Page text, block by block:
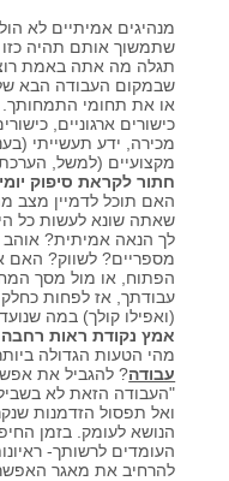
מנהיגים אמיתיים לא
שתמשוך אותם תהיה כזו
תגלה מה אתה באמת
שבמקום העבודה הבא
או את תחומי התמחותך.
כישורים ארגוניים,
מכירה, ידע תעשייתי
מקצועיים (למשל, הערכת
חתור לקראת סיפוק
האם תוכל לדמיין מצב
שאתה שונא לעשות כל
לך הנאה אמיתית? אוהב
מספריים? לשווק?
הפתוח, או מול מסך
עבודתך, אז לפחות
(ואפילו קולך) במה
אמץ נקודת ראות רחבה
מהי הטעות הגדולה
עבודה? להגביל את
"העבודה הזאת לא
ואל תפסול הזדמנות
הנושא לעומק. בזמן
העומדים לרשותך-
להרחיב את מאגר